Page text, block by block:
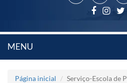
MENU
Página inicial Serviço-Escola de